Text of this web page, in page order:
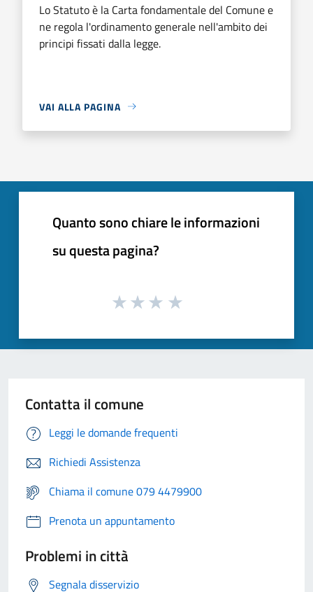
Lo Statuto è la Carta fondamentale del Comune e
ne regola l'ordinamento generale nell'ambito dei
principi fissati dalla legge.
VAI ALLA PAGINA
Quanto sono chiare le informazioni
su questa pagina?
Contatta il comune
Leggi le domande frequenti
Richiedi Assistenza
Chiama il comune 079 4479900
Prenota un appuntamento
Problemi in città
Segnala disservizio